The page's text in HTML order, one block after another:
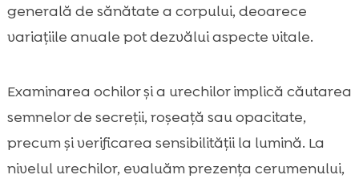
generală de sănătate a corpului, deoarece
variațiile anuale pot dezvălui aspecte vitale.
Examinarea ochilor și a urechilor implică căutarea
semnelor de secreții, roșeață sau opacitate,
precum și verificarea sensibilității la lumină. La
nivelul urechilor, evaluăm prezența cerumenului,